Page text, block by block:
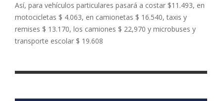
Así, para vehículos particulares pasará a costar $11.493, en
motocicletas $ 4.063, en camionetas $ 16.540, taxis y
remises $ 13.170, los camiones $ 22,970 y microbuses y
transporte escolar $ 19.608